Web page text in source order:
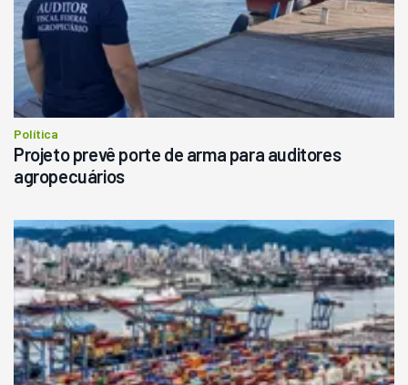
Política
Projeto prevê porte de arma para auditores
agropecuários